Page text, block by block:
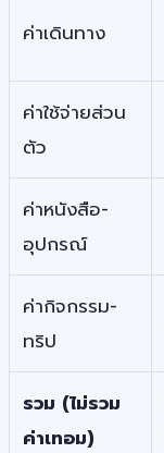
ค่าเดินทาง
ค่าใช้จ่ายส่วน
ตัว
ค่าหนังสือ-
อุปกรณ์
ค่ากิจกรรม-
ทริป
รวม (ไม่รวม
ค่าเทอม)